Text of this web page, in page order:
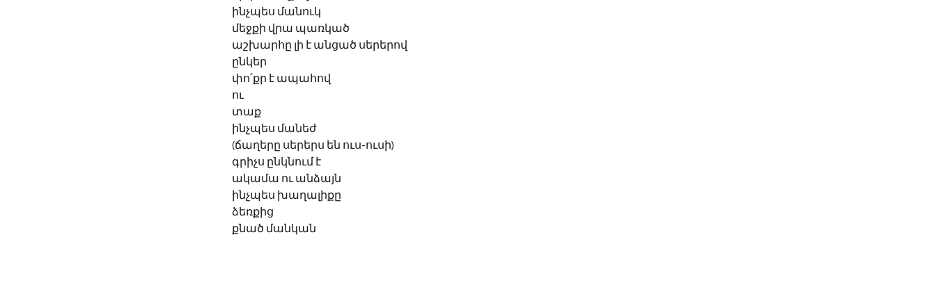
ինչպես մանուկ
մեջքի վրա պառկած
աշխարհը լի է անցած սերերով
ընկեր
փո՛քր է ապահով
ու
տաք
ինչպես մանեժ
(ճաղերը սերերս են ուս-ուսի)
գրիչս ընկնում է
ակամա ու անձայն
ինչպես խաղալիքը
ձեռքից
քնած մանկան